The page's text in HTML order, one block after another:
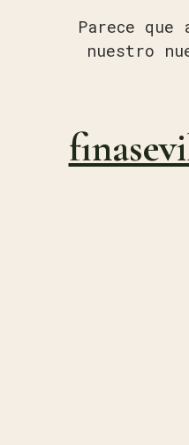
Parece que
nuestro